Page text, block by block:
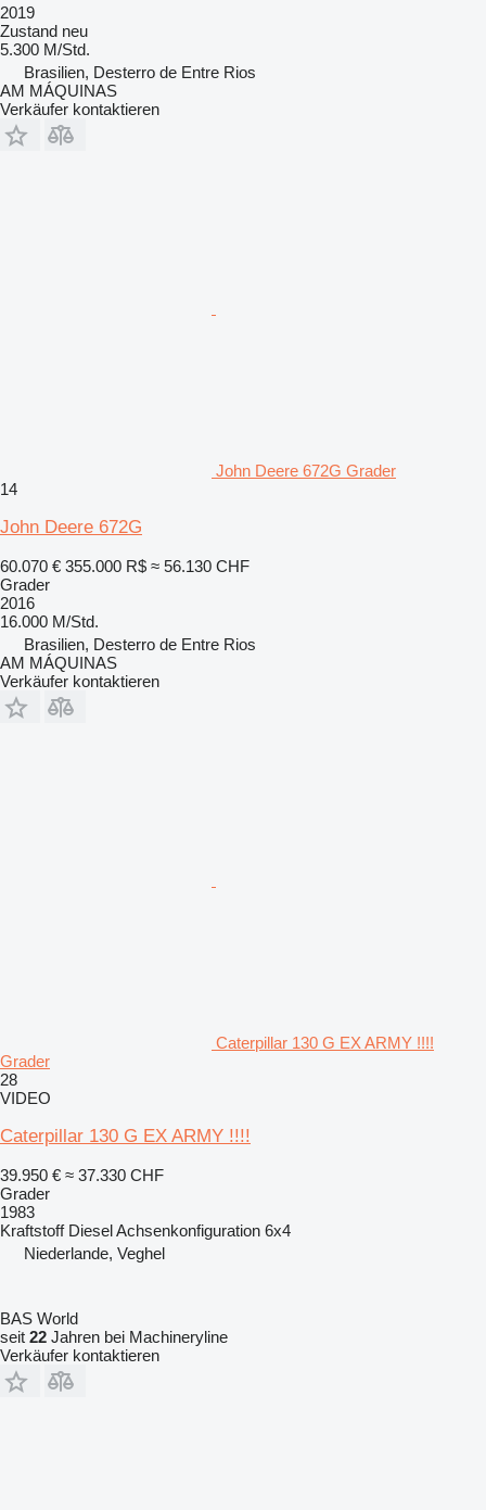
2019
Zustand neu
5.300 M/Std.
Brasilien, Desterro de Entre Rios
AM MÁQUINAS
Verkäufer kontaktieren
John Deere 672G Grader
14
John Deere 672G
60.070 € 355.000 R$ ≈ 56.130 CHF
Grader
2016
16.000 M/Std.
Brasilien, Desterro de Entre Rios
AM MÁQUINAS
Verkäufer kontaktieren
Caterpillar 130 G EX ARMY !!!!
Grader
28
VIDEO
Caterpillar 130 G EX ARMY !!!!
39.950 € ≈ 37.330 CHF
Grader
1983
Kraftstoff DieselAchsenkonfiguration 6x4
Niederlande, Veghel
BAS World
seit 22 Jahren bei Machineryline
Verkäufer kontaktieren